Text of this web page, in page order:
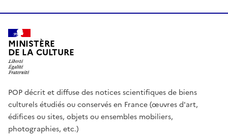
MINISTÈRE
DE LA CULTURE
POP décrit et diffuse des notices scientifiques de biens
culturels étudiés ou conservés en France (œuvres d'art,
édifices ou sites, objets ou ensembles mobiliers,
photographies, etc.)